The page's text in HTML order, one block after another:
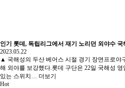
인기 롯데, 독립리그에서 재기 노리던 외야수 국
2023.05.22
▲ 국해성의 두산 베어스 시절 경기 장면프로야
해 외야를 보강했다.롯데 구단은 22일 국해성
있는 스위치… 더보기
Hot